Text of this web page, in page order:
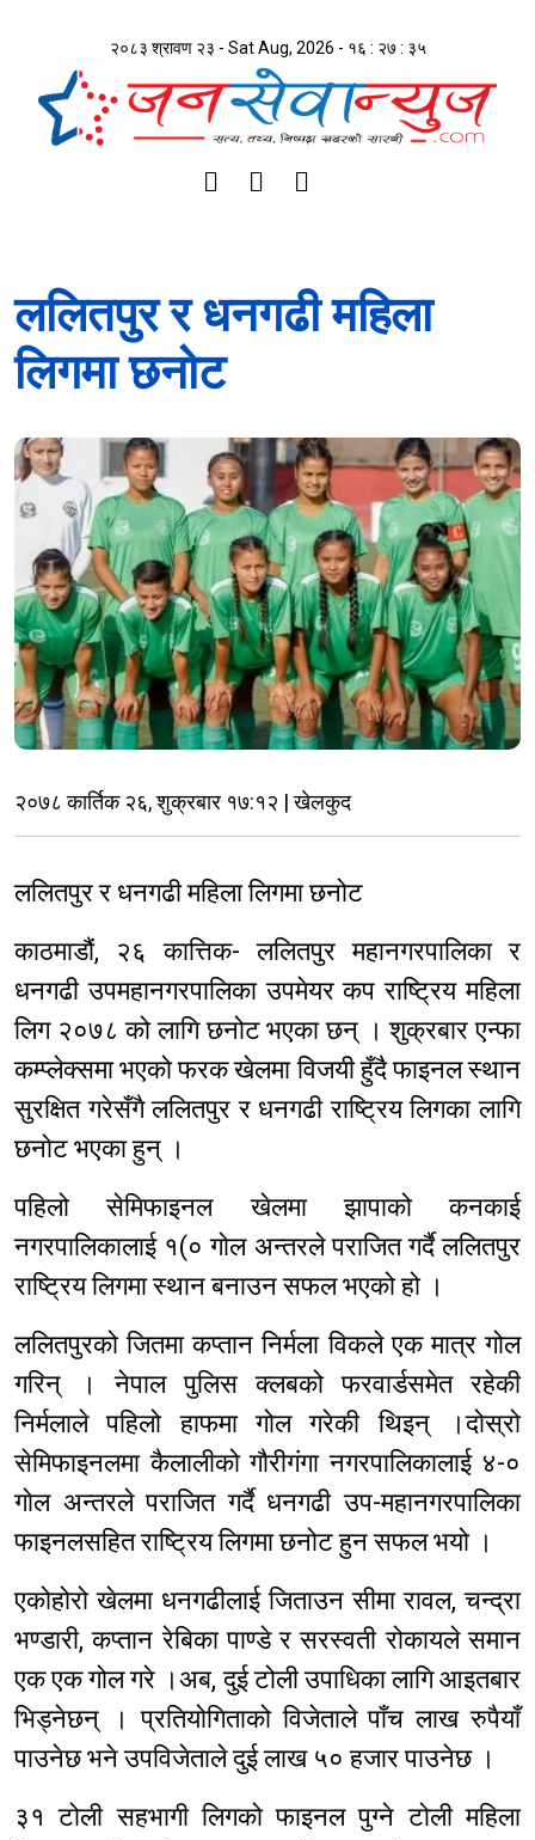
२०८३ श्रावण २३ - Sat Aug, 2026 - १६ : २७ : ३५
ललितपुर र धनगढी महिला
लिगमा छनोट
२०७८ कार्तिक २६, शुक्रबार १७:१२ | खेलकुद
ललितपुर र धनगढी महिला लिगमा छनोट
काठमाडौं, २६ कात्तिक- ललितपुर महानगरपालिका र
धनगढी उपमहानगरपालिका उपमेयर कप राष्ट्रिय महिला
लिग २०७८ को लागि छनोट भएका छन् । शुक्रबार एन्फा
कम्प्लेक्समा भएको फरक खेलमा विजयी हुँदै फाइनल स्थान
सुरक्षित गरेसँगै ललितपुर र धनगढी राष्ट्रिय लिगका लागि
छनोट भएका हुन् ।
पहिलो सेमिफाइनल खेलमा झापाको कनकाई
नगरपालिकालाई १(० गोल अन्तरले पराजित गर्दै ललितपुर
राष्ट्रिय लिगमा स्थान बनाउन सफल भएको हो ।
ललितपुरको जितमा कप्तान निर्मला विकले एक मात्र गोल
गरिन् । नेपाल पुलिस क्लबको फरवार्डसमेत रहेकी
निर्मलाले पहिलो हाफमा गोल गरेकी थिइन् ।दोस्रो
सेमिफाइनलमा कैलालीको गौरीगंगा नगरपालिकालाई ४-०
गोल अन्तरले पराजित गर्दै धनगढी उप-महानगरपालिका
फाइनलसहित राष्ट्रिय लिगमा छनोट हुन सफल भयो ।
एकोहोरो खेलमा धनगढीलाई जिताउन सीमा रावल, चन्द्रा
भण्डारी, कप्तान रेबिका पाण्डे र सरस्वती रोकायले समान
एक एक गोल गरे ।अब, दुई टोली उपाधिका लागि आइतबार
भिड्नेछन् । प्रतियोगिताको विजेताले पाँच लाख रुपैयाँ
पाउनेछ भने उपविजेताले दुई लाख ५० हजार पाउनेछ ।
३१ टोली सहभागी लिगको फाइनल पुग्ने टोली महिला